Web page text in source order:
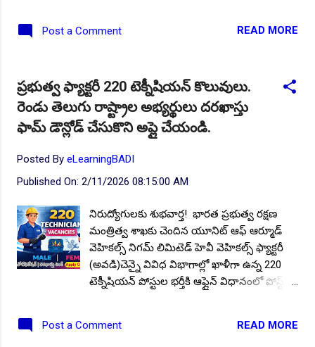
అర్హులైన అభ్యర్థుల నుండి దరఖాస్తులను
వరకు దరఖాస్తులను సమర్పించాలి. ఈ నోటిఫికేషన్
యొక్క పూర్తి ముఖ్య సమాచారం మీకోసం ఇక్కడ .
Follow US for More ✨Latest Update's Follow
Channel Click here Follow Channel Click here
పోస్టుల వివరాలు : మొత్తం పోస్టుల సంఖ్య : 1213
ఎగ్జిక్యూటివ్ (జూనియర్ టెక్నీషియన్) : 1005
ఎగ్జిక్యూటివ్ (జూనియర్ మేనేజర్, కన్సల్టెంట్) : 208
విద్యార్హత : ప్రభుత్వ గుర్తింపు పొందిన యూనివర్సిటీ
లేదా ఇన్స్టిట్యూట్ నుండి పోస్టులను అనుసరించి
సంబంధిత విభాగంలో బి ఈ/బీటెక్/ఎం ఈ/ఎంటెక్/
సి ఎ/ఎంబీఏ/పీజీ లో అర్హత సాధించి ఉండాలి.
సంబంధిత ట్రేడ్ లో N...
Post a Comment READ MORE
ప్రభుత్వ ఫ్యాక్టరీ 220 టెక్నీషియన్ కొలువులు.
రెండు తెలుగు రాష్ట్రాల అభ్యర్థులు దరఖాస్తు
ఫామ్ డౌన్లోడ్ చేసుకొని అప్లై చేయండి.
Posted By eLearningBADI
Published On: 2/11/2026 08:15:00 AM
నిరుద్యోగులకు శుభవార్త! భారత ప్రభుత్వ రక్షణ
మంత్రిత్వ శాఖకు చెందిన యూనిట్ ఆఫ్ ఆర్మూడ్
వెహికల్స్ నిగమ్ లిమిటెడ్ హెవీ వెహికల్స్ ఫ్యాక్టరీ
(అవడి)చెన్నై వివిధ విభాగాల్లో ఖాళీగా ఉన్న 220
టెక్నీషియన్ పోస్టుల భర్తీకి ఆఫ్లైన్ విధానంలో పోస్ట్
US for More ✨Latest Update's Follow
Post a Comment READ MORE